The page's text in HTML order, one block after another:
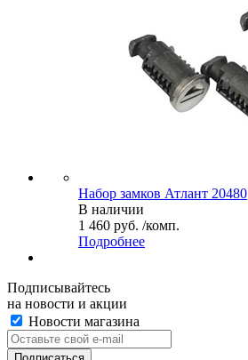
Набор замков Атлант 20480
В наличии
1 460 руб. /комп.
Подробнее
Подписывайтесь
на новости и акции
Новости магазина